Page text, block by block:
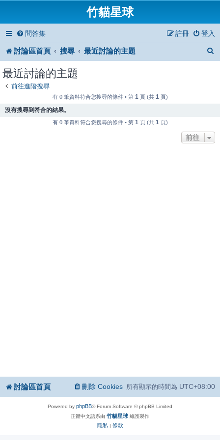
竹貓星球
問答集 登入
註冊
討論區首頁 搜尋 最近討論的主題
最近討論的主題
前往進階搜尋
有 0 筆資料符合您搜尋的條件 • 第 1 頁 (共 1 頁)
沒有搜尋到符合的結果。
有 0 筆資料符合您搜尋的條件 • 第 1 頁 (共 1 頁)
前往
討論區首頁 所有顯示的時間為 UTC+08:00
刪除 Cookies
Powered by phpBB® Forum Software © phpBB Limited
正體中文語系由 竹貓星球 維護製作
隱私 | 條款